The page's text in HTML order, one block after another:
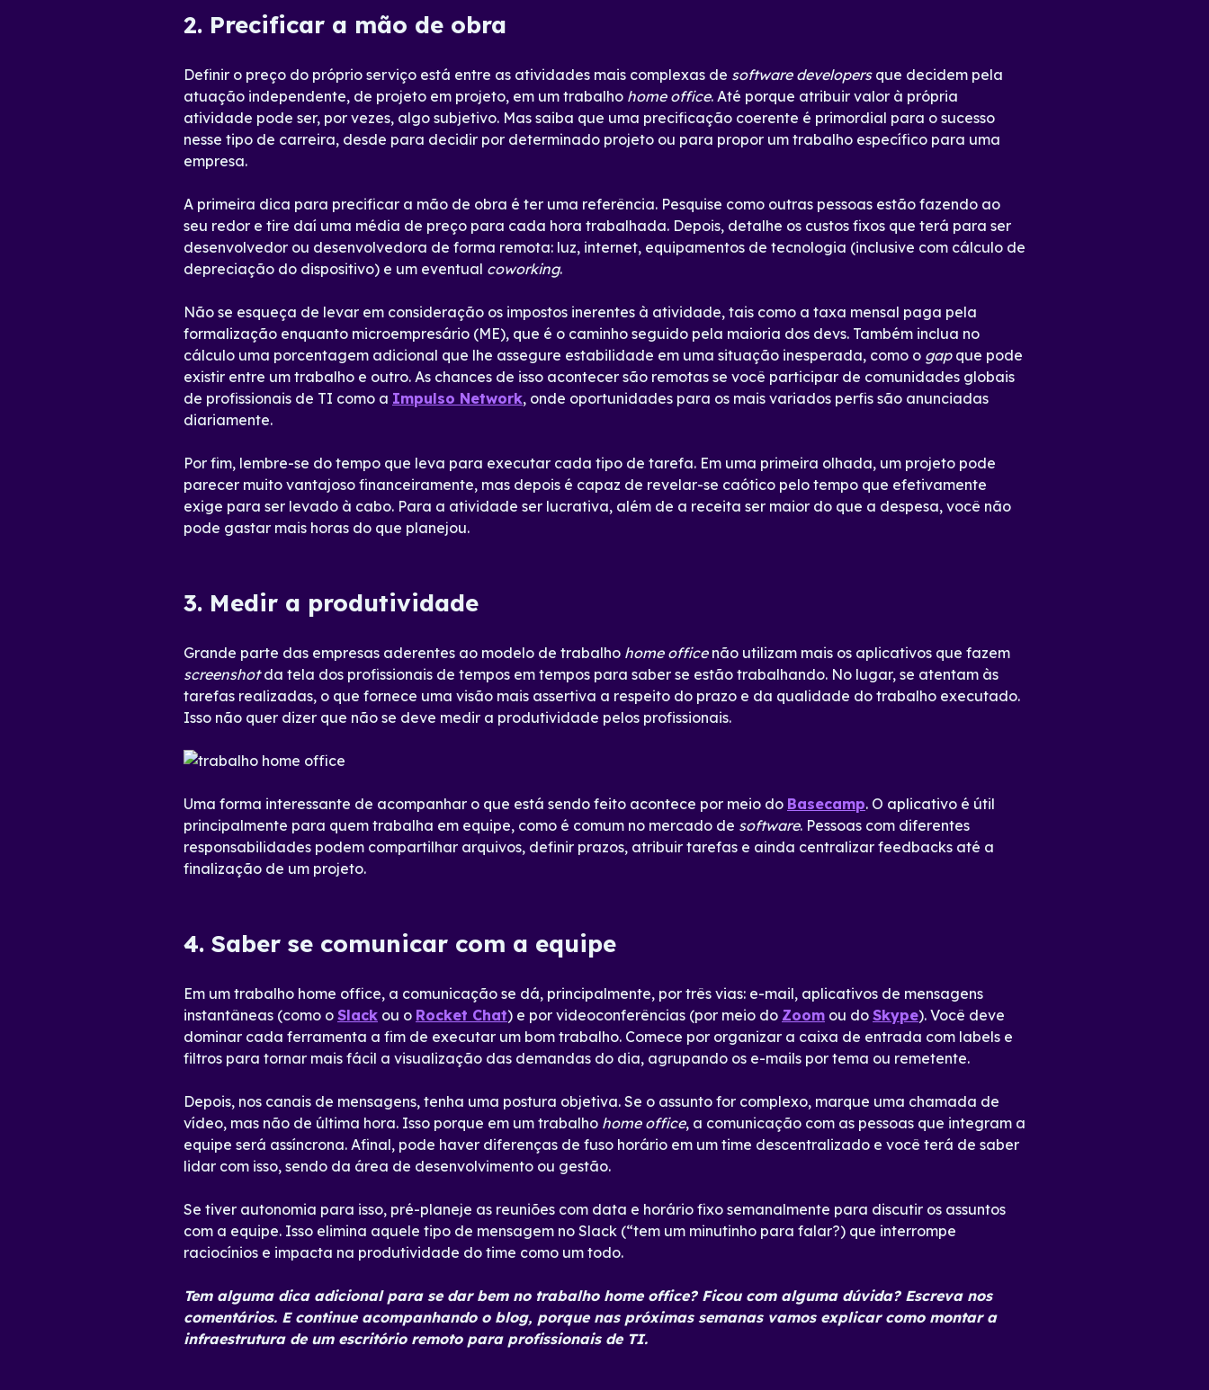
2. Precificar a mão de obra
Definir o preço do próprio serviço está entre as atividades mais complexas de software developersque decidem pela
atuação independente, de projeto em projeto, em um trabalho home office. Até porque atribuir valor à própria
atividade pode ser, por vezes, algo subjetivo. Mas saiba que uma precificação coerente é primordial para o sucesso
nesse tipo de carreira, desde para decidir por determinado projeto ou para propor um trabalho específico para uma
empresa.
A primeira dica para precificar a mão de obra é ter uma referência. Pesquise como outras pessoas estão fazendo ao
seu redor e tire daí uma média de preço para cada hora trabalhada. Depois, detalhe os custos fixos que terá para ser
desenvolvedor ou desenvolvedora de forma remota: luz, internet, equipamentos de tecnologia (inclusive com cálculo de
depreciação do dispositivo) e um eventual coworking.
Não se esqueça de levar em consideração os impostos inerentes à atividade, tais como a taxa mensal paga pela
formalização enquanto microempresário (ME), que é o caminho seguido pela maioria dos devs. Também inclua no
cálculo uma porcentagem adicional que lhe assegure estabilidade em uma situação inesperada, como o gapque pode
existir entre um trabalho e outro. As chances de isso acontecer são remotas se você participar de comunidades globais
de profissionais de TI como a Impulso Network, onde oportunidades para os mais variados perfis são anunciadas
diariamente.
Por fim, lembre-se do tempo que leva para executar cada tipo de tarefa. Em uma primeira olhada, um projeto pode
parecer muito vantajoso financeiramente, mas depois é capaz de revelar-se caótico pelo tempo que efetivamente
exige para ser levado à cabo. Para a atividade ser lucrativa, além de a receita ser maior do que a despesa, você não
pode gastar mais horas do que planejou.
3. Medir a produtividade
Grande parte das empresas aderentes ao modelo de trabalho home officenão utilizam mais os aplicativos que fazem
screenshotda tela dos profissionais de tempos em tempos para saber se estão trabalhando. No lugar, se atentam às
tarefas realizadas, o que fornece uma visão mais assertiva a respeito do prazo e da qualidade do trabalho executado.
Isso não quer dizer que não se deve medir a produtividade pelos profissionais.
Uma forma interessante de acompanhar o que está sendo feito acontece por meio do Basecamp. O aplicativo é útil
principalmente para quem trabalha em equipe, como é comum no mercado de software. Pessoas com diferentes
responsabilidades podem compartilhar arquivos, definir prazos, atribuir tarefas e ainda centralizar feedbacks até a
finalização de um projeto.
4. Saber se comunicar com a equipe
Em um trabalho home office, a comunicação se dá, principalmente, por três vias: e-mail, aplicativos de mensagens
instantâneas (como o Slack ou o Rocket Chat) e por videoconferências (por meio do Zoom ou do Skype). Você deve
dominar cada ferramenta a fim de executar um bom trabalho. Comece por organizar a caixa de entrada com labels e
filtros para tornar mais fácil a visualização das demandas do dia, agrupando os e-mails por tema ou remetente.
Depois, nos canais de mensagens, tenha uma postura objetiva. Se o assunto for complexo, marque uma chamada de
vídeo, mas não de última hora. Isso porque em um trabalho home office, a comunicação com as pessoas que integram a
equipe será assíncrona. Afinal, pode haver diferenças de fuso horário em um time descentralizado e você terá de saber
lidar com isso, sendo da área de desenvolvimento ou gestão.
Se tiver autonomia para isso, pré-planeje as reuniões com data e horário fixo semanalmente para discutir os assuntos
com a equipe. Isso elimina aquele tipo de mensagem no Slack (“tem um minutinho para falar?) que interrompe
raciocínios e impacta na produtividade do time como um todo.
Tem alguma dica adicional para se dar bem no trabalho home office? Ficou com alguma dúvida? Escreva nos
comentários. E continue acompanhando o blog, porque nas próximas semanas vamos explicar como montar a
infraestrutura de um escritório remoto para profissionais de TI.